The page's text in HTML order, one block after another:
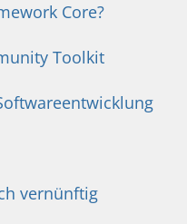
Core?
Toolkit
vernünftig